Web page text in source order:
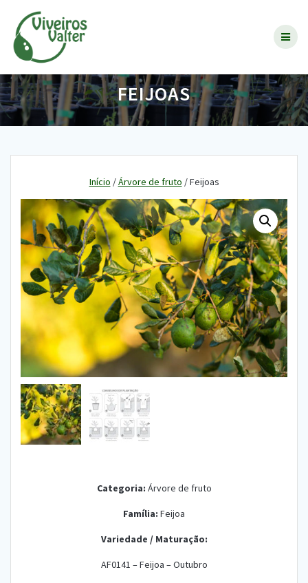
FEIJOAS
Início /Árvore de fruto / Feijoas
Categoria: Árvore de fruto
Família: Feijoa
Variedade / Maturação:
AF0141 – Feijoa – Outubro